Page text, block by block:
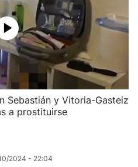
Sebastián y Vitoria-Gasteiz
a prostituirse
2024 - 22:04